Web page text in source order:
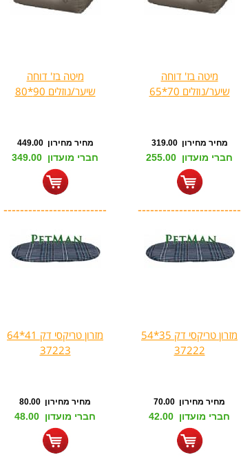
מיטה בז' דוחה
שיער/נוזלים 70*65
מחיר מחירון 319.00
חברי מועדון 255.00
-------------------------
מיטה בז' דוחה
שיער/נוזלים 90*80
מחיר מחירון 449.00
חברי מועדון 349.00
-------------------------
מזרון טריקסי דק 35*54
37222
מחיר מחירון 70.00
חברי מועדון 42.00
מזרון טריקסי דק 41*64
37223
מחיר מחירון 80.00
חברי מועדון 48.00